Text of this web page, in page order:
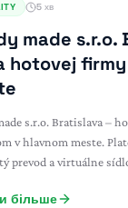
5 хв
made s.r.o.
hotovej
s.r.o. Bratislava –
v hlavnom meste.
prevod a virtuálne
більше